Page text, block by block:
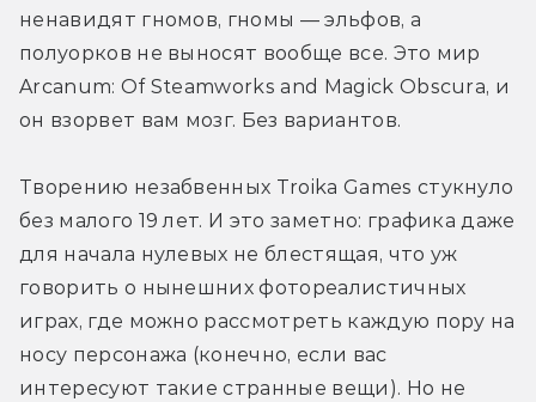
ненавидят гномов, гномы — эльфов, а
полуорков не выносят вообще все. Это мир
Arcanum: Of Steamworks and Magick Obscura, и
он взорвет вам мозг. Без вариантов.
Творению незабвенных Troika Games стукнуло
без малого 19 лет. И это заметно: графика даже
для начала нулевых не блестящая, что уж
говорить о нынешних фотореалистичных
играх, где можно рассмотреть каждую пору на
носу персонажа (конечно, если вас
интересуют такие странные вещи). Но не